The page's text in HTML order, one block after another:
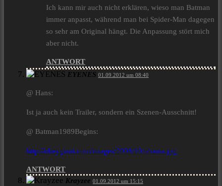
Ich kann mir auch nicht erklären, wieso man Batman
immer anpasst, während man bei Spider-Man dagegen
so sehr am Original hängt. Die Anpassung stört mich
aber nicht.
ANTWORT
EYENES 01.09.2012 um 08:40
@ Hans:
Ist ja auch kein Trailer, sondern ein Szenen-Ausschnitt!
@ Batman1989Begins:
http://obeygiant.com/images/2008/10/obama.jpg
ANTWORT
Krayzee 01.09.2012 um 15:15